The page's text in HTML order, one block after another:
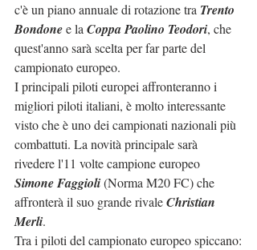
c'è un piano annuale di rotazione tra Trento
Bondone e la Coppa Paolino Teodori, che
quest'anno sarà scelta per far parte del
campionato europeo.
I principali piloti europei affronteranno i
migliori piloti italiani, è molto interessante
visto che è uno dei campionati nazionali più
combattuti. La novità principale sarà
rivedere l'11 volte campione europeo
Simone Faggioli (Norma M20 FC) che
affronterà il suo grande rivale Christian
Merli.
Tra i piloti del campionato europeo spiccano: